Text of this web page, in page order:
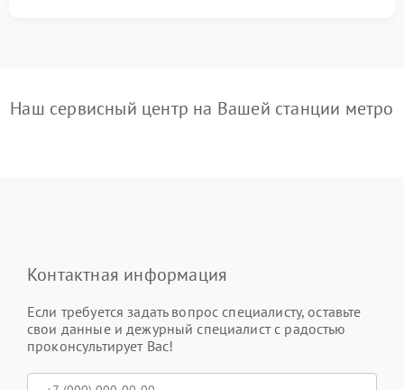
Наш сервисный центр на Вашей станции метро
Контактная информация
Если требуется задать вопрос специалисту, оставьте
свои данные и дежурный специалист с радостью
проконсультирует Вас!